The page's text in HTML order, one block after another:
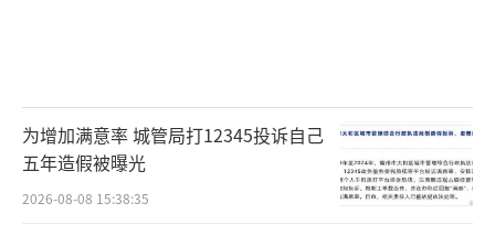
为增加满意率 城管局打12345投诉自己
五年造假被曝光
2026-08-08 15:38:35